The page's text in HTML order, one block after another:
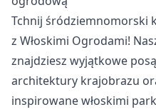
Tchnij śródziemnomorski
z Włoskimi Ogrodami!
znajdziesz wyjątkowe
architektury krajobrazu
inspirowane włoskimi
Pliki cookie dotyczące
zapamiętanie informacji,
funkcjonowanie strony, np.
którym znajduje się
Statystyka